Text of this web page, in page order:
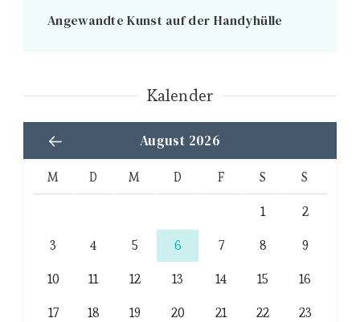
Angewandte Kunst auf der Handyhülle
Kalender
August 2026
M D M D F S S
1
2
3
4 5 6 7 8
9
10
11 12 13 14 15
16
17
18 19 20 21 22
23